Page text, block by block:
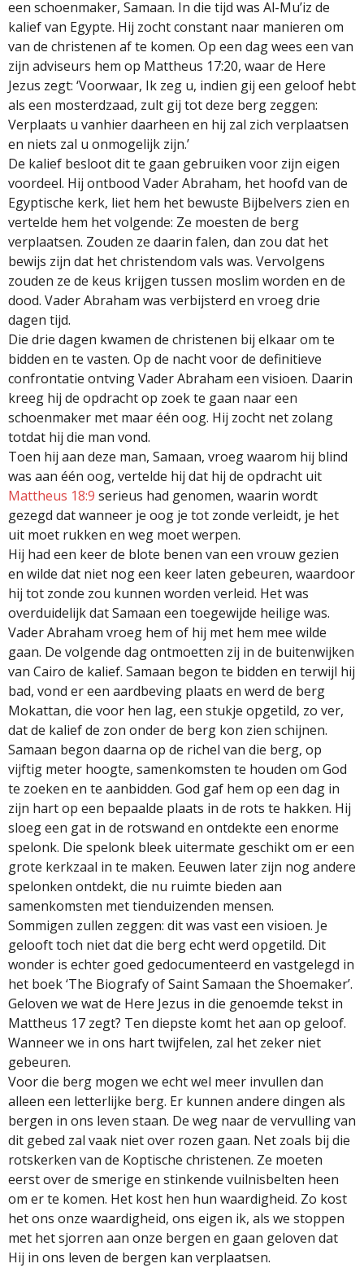
een schoenmaker, Samaan. In die tijd was Al-Mu’iz de
kalief van Egypte. Hij zocht constant naar manieren om
van de christenen af te komen. Op een dag wees een van
zijn adviseurs hem op Mattheus 17:20, waar de Here
Jezus zegt: ‘Voorwaar, Ik zeg u, indien gij een geloof hebt
als een mosterdzaad, zult gij tot deze berg zeggen:
Verplaats u vanhier daarheen en hij zal zich verplaatsen
en niets zal u onmogelijk zijn.’
De kalief besloot dit te gaan gebruiken voor zijn eigen
voordeel. Hij ontbood Vader Abraham, het hoofd van de
Egyptische kerk, liet hem het bewuste Bijbelvers zien en
vertelde hem het volgende: Ze moesten de berg
verplaatsen. Zouden ze daarin falen, dan zou dat het
bewijs zijn dat het christendom vals was. Vervolgens
zouden ze de keus krijgen tussen moslim worden en de
dood. Vader Abraham was verbijsterd en vroeg drie
dagen tijd.
Die drie dagen kwamen de christenen bij elkaar om te
bidden en te vasten. Op de nacht voor de definitieve
confrontatie ontving Vader Abraham een visioen. Daarin
kreeg hij de opdracht op zoek te gaan naar een
schoenmaker met maar één oog. Hij zocht net zolang
totdat hij die man vond.
Toen hij aan deze man, Samaan, vroeg waarom hij blind
was aan één oog, vertelde hij dat hij de opdracht uit
Mattheus 18:9 serieus had genomen, waarin wordt
gezegd dat wanneer je oog je tot zonde verleidt, je het
uit moet rukken en weg moet werpen.
Hij had een keer de blote benen van een vrouw gezien
en wilde dat niet nog een keer laten gebeuren, waardoor
hij tot zonde zou kunnen worden verleid. Het was
overduidelijk dat Samaan een toegewijde heilige was.
Vader Abraham vroeg hem of hij met hem mee wilde
gaan. De volgende dag ontmoetten zij in de buitenwijken
van Cairo de kalief. Samaan begon te bidden en terwijl hij
bad, vond er een aardbeving plaats en werd de berg
Mokattan, die voor hen lag, een stukje opgetild, zo ver,
dat de kalief de zon onder de berg kon zien schijnen.
Samaan begon daarna op de richel van die berg, op
vijftig meter hoogte, samenkomsten te houden om God
te zoeken en te aanbidden. God gaf hem op een dag in
zijn hart op een bepaalde plaats in de rots te hakken. Hij
sloeg een gat in de rotswand en ontdekte een enorme
spelonk. Die spelonk bleek uitermate geschikt om er een
grote kerkzaal in te maken. Eeuwen later zijn nog andere
spelonken ontdekt, die nu ruimte bieden aan
samenkomsten met tienduizenden mensen.
Sommigen zullen zeggen: dit was vast een visioen. Je
gelooft toch niet dat die berg echt werd opgetild. Dit
wonder is echter goed gedocumenteerd en vastgelegd in
het boek ‘The Biografy of Saint Samaan the Shoemaker’.
Geloven we wat de Here Jezus in die genoemde tekst in
Mattheus 17 zegt? Ten diepste komt het aan op geloof.
Wanneer we in ons hart twijfelen, zal het zeker niet
gebeuren.
Voor die berg mogen we echt wel meer invullen dan
alleen een letterlijke berg. Er kunnen andere dingen als
bergen in ons leven staan. De weg naar de vervulling van
dit gebed zal vaak niet over rozen gaan. Net zoals bij die
rotskerken van de Koptische christenen. Ze moeten
eerst over de smerige en stinkende vuilnisbelten heen
om er te komen. Het kost hen hun waardigheid. Zo kost
het ons onze waardigheid, ons eigen ik, als we stoppen
met het sjorren aan onze bergen en gaan geloven dat
Hij in ons leven de bergen kan verplaatsen.